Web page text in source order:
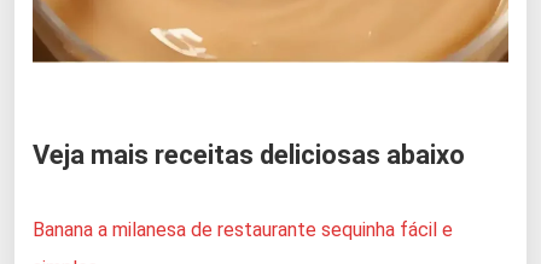
Veja mais receitas deliciosas abaixo
Banana a milanesa de restaurante sequinha fácil e